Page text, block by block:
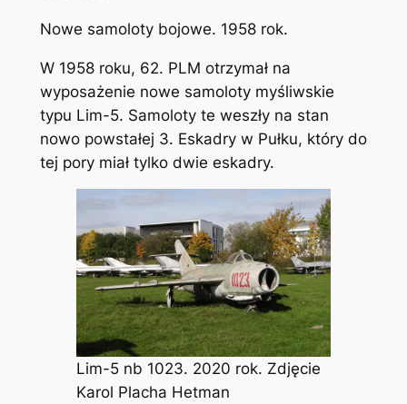
Nowe samoloty bojowe. 1958 rok.
W 1958 roku, 62. PLM otrzymał na
wyposażenie nowe samoloty myśliwskie
typu Lim-5. Samoloty te weszły na stan
nowo powstałej 3. Eskadry w Pułku, który do
tej pory miał tylko dwie eskadry.
Lim-5 nb 1023. 2020 rok. Zdjęcie
Karol Placha Hetman